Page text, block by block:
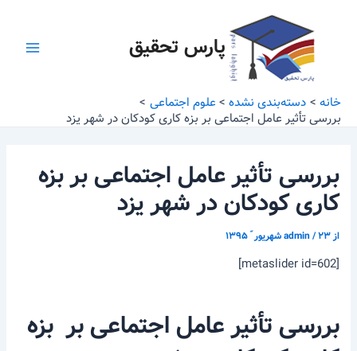
پارس تحقیق
خانه دسته‌بندی نشده
علوم اجتماعی
بررسی تأثیر عامل اجتماعی بر بزه کاری کودکان در شهر یزد
بررسی تأثیر عامل اجتماعی بر بزه
کاری کودکان در شهر یزد
از admin/۲۳ شهریور ّ ۱۳۹۵
[metaslider id=602]
بررسی تأثیر عامل اجتماعی بر بزه